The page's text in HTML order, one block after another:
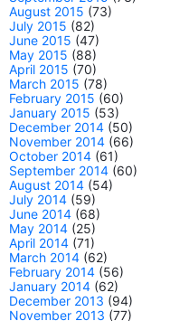
August 2015 (73)
July 2015 (82)
June 2015 (47)
May 2015 (88)
April 2015 (70)
March 2015 (78)
February 2015 (60)
January 2015 (53)
December 2014 (50)
November 2014 (66)
October 2014 (61)
September 2014 (60)
August 2014 (54)
July 2014 (59)
June 2014 (68)
May 2014 (25)
April 2014 (71)
March 2014 (62)
February 2014 (56)
January 2014 (62)
December 2013 (94)
November 2013 (77)